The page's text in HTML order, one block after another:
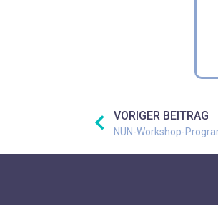
VORIGER BEITRAG